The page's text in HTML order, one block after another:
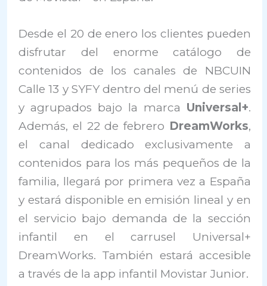
Desde el 20 de enero los clientes pueden
disfrutar del enorme catálogo de
contenidos de los canales de NBCUIN
Calle 13 y SYFY dentro del menú de series
y agrupados bajo la marca Universal+.
Además, el 22 de febrero DreamWorks,
el canal dedicado exclusivamente a
contenidos para los más pequeños de la
familia, llegará por primera vez a España
y estará disponible en emisión lineal y en
el servicio bajo demanda de la sección
infantil en el carrusel Universal+
DreamWorks. También estará accesible
a través de la app infantil Movistar Junior.